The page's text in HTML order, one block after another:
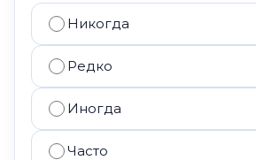
Никогда
Редко
Иногда
Часто